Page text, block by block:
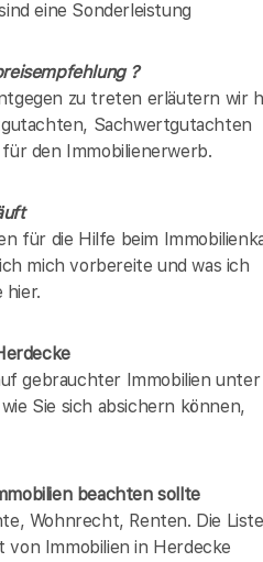
eine Sonderleistung
?
zu treten erläutern wir
Sachwertgutachten
den Immobilienerwerb.
für die Hilfe beim
mich vorbereite und was ich
hier.
gebrauchter Immobilien unter
Sie sich absichern können,
beachten sollte
Wohnrecht, Renten. Die Liste
von Immobilien in Herdecke